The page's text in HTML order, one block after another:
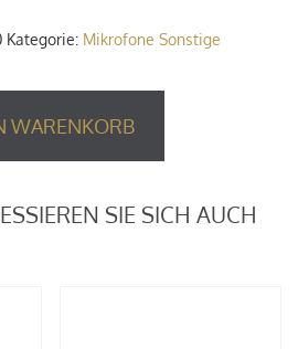
Kategorie: Mikrofone Sonstige
WARENKORB
SIE SICH AUCH